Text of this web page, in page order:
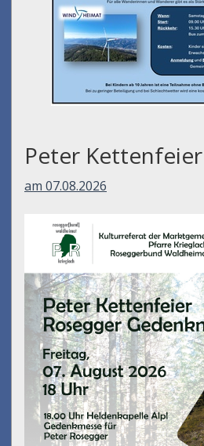
Peter Kettenfeier
am 07.08.2026